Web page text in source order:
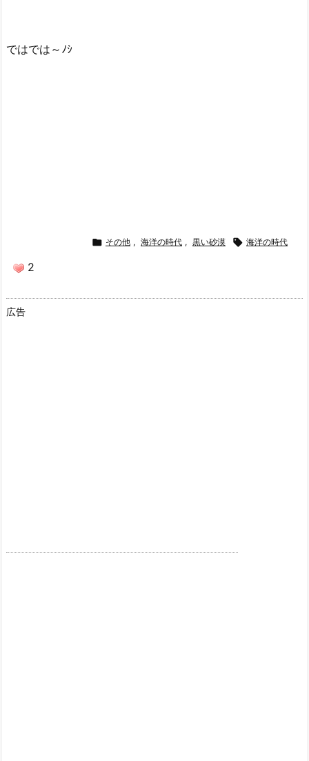
ではでは～ﾉｼ
 その他 , 海洋の時代 , 黒い砂漠  海洋の時代
2
広告